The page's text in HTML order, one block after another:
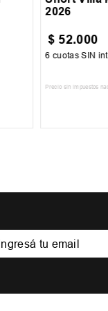
2026
$ 52.000
6 cuotas SIN
Precio sin impuestos